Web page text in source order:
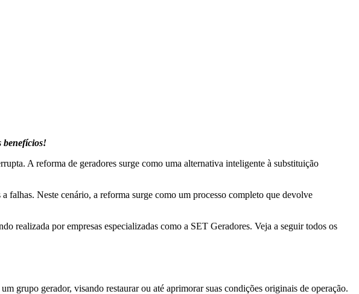
benefícios!
A reforma de geradores surge como uma alternativa inteligente à substituição
falhas. Neste cenário, a reforma surge como um processo completo que devolve
realizada por empresas especializadas como a SET Geradores. Veja a seguir todos os
grupo gerador, visando restaurar ou até aprimorar suas condições originais de operação.